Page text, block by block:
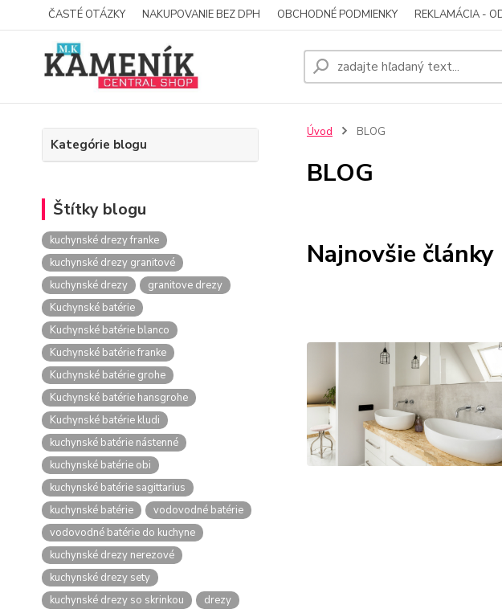
ČASTÉ OTÁZKY NAKUPOVANIE BEZ DPH OBCHODNÉ PODMIENKY REKLAMÁCIA -
Kategórie blogu
Štítky blogu
kuchynské drezy franke
kuchynské drezy granitové
kuchynské drezy
granitove drezy
Kuchynské batérie
Kuchynské batérie blanco
Kuchynské batérie franke
Kuchynské batérie grohe
Kuchynské batérie hansgrohe
Kuchynské batérie kludi
kuchynské batérie nástenné
kuchynské batérie obi
kuchynské batérie sagittarius
kuchynské batérie
vodovodné batérie
vodovodné batérie do kuchyne
kuchynské drezy nerezové
kuchynské drezy sety
kuchynské drezy so skrinkou
drezy
Úvod BLOG
BLOG
Najnovšie články